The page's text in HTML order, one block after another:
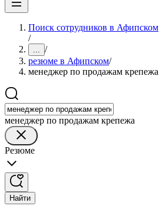
Поиск сотрудников в Афипском
/
... /
резюме в Афипском/
менеджер по продажам крепежа
менеджер по продажам крепежа
Резюме
Найти